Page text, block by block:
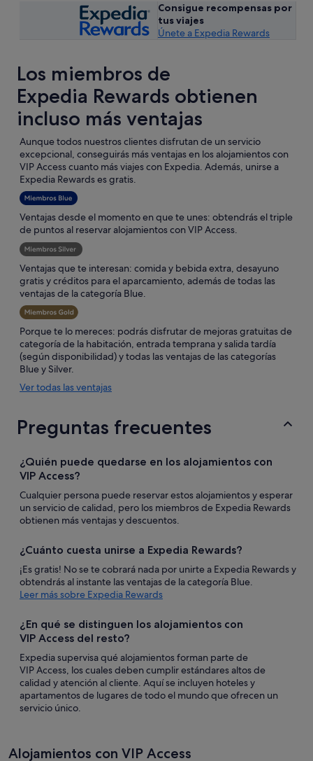
Se
abre
en
nueva
Consigue recompensas por
tus viajes
Únete a Expedia RewardsSe
Los miembros de
Expedia Rewards obtienen
incluso más ventajas
Aunque todos nuestros clientes disfrutan de un servicio
excepcional, conseguirás más ventajas en los alojamientos con
VIP Access cuanto más viajes con Expedia. Además, unirse a
Expedia Rewards es gratis.
Ventajas desde el momento en que te unes: obtendrás el triple
de puntos al reservar alojamientos con VIP Access.
Ventajas que te interesan: comida y bebida extra, desayuno
gratis y créditos para el aparcamiento, además de todas las
ventajas de la categoría Blue.
Porque te lo mereces: podrás disfrutar de mejoras gratuitas de
categoría de la habitación, entrada temprana y salida tardía
(según disponibilidad) y todas las ventajas de las categorías
Blue y Silver.
Ver todas las ventajasSe
una
ventana
Preguntas frecuentes
¿Quién puede quedarse en los alojamientos con
VIP Access?
Cualquier persona puede reservar estos alojamientos y esperar
un servicio de calidad, pero los miembros de Expedia Rewards
obtienen más ventajas y descuentos.
¿Cuánto cuesta unirse a Expedia Rewards?
¡Es gratis! No se te cobrará nada por unirte a Expedia Rewards y
obtendrás al instante las ventajas de la categoría Blue.
Leer más sobre Expedia RewardsSe
en
una
nueva
¿En qué se distinguen los alojamientos con
VIP Access del resto?
Expedia supervisa qué alojamientos forman parte de
VIP Access, los cuales deben cumplir estándares altos de
calidad y atención al cliente. Aquí se incluyen hoteles y
apartamentos de lugares de todo el mundo que ofrecen un
servicio único.
Alojamientos con VIP Access